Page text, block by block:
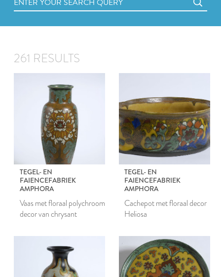
261 RESULTS
TEGEL- EN
FAIENCEFABRIEK
AMPHORA
Vaas met floraal polychroom
decor van chrysant
TEGEL- EN
FAIENCEFABRIEK
AMPHORA
Cachepot met floraal decor
Heliosa